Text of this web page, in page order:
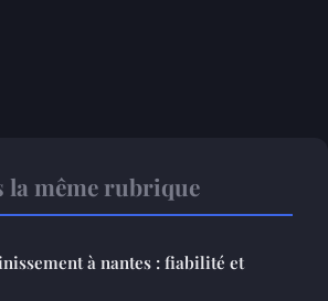
la même rubrique
à nantes : fiabilité et